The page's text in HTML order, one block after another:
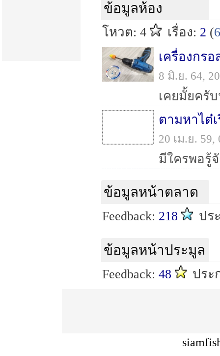
ข้อมูลห้อง
โหวต: 4 เรื่อง: 2 (
เครื่องกร
8 มิ.ย. 64,
ตามหาไต๋
20 เม.ย.
ข้อมูลหน้าตลาด
Feedback: 218 ปร
ข้อมูลหน้าประมูล
Feedback: 48 ปร